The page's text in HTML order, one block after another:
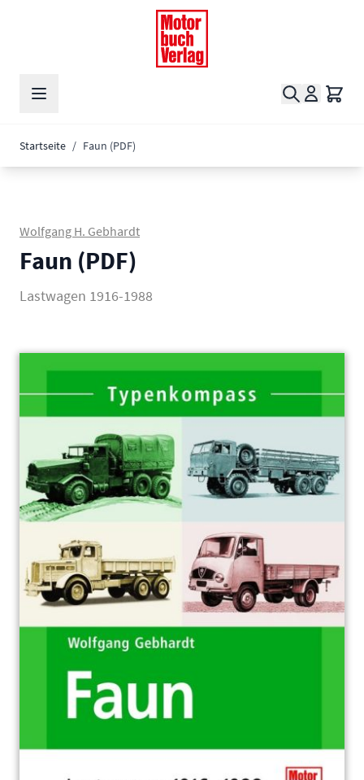
Suche
Startseite / Faun (PDF)
Wolfgang H. Gebhardt
Faun (PDF)
Lastwagen 1916-1988